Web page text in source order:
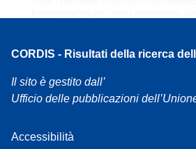
CORDIS - Risultati della ricerca
Il sito è gestito dall’
Ufficio delle pubblicazioni
Accessibilità